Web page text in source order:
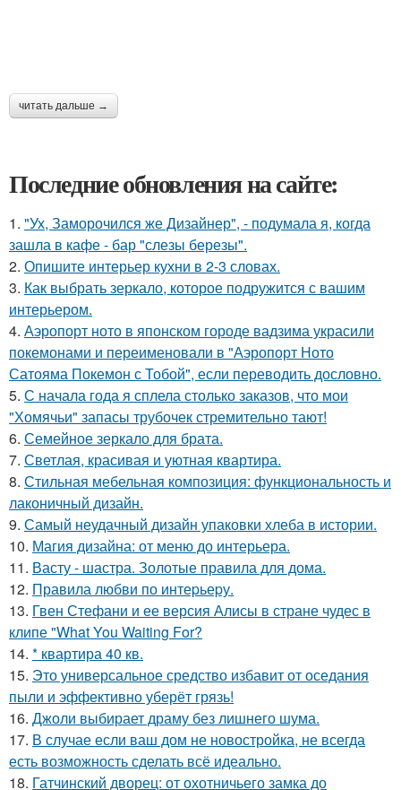
читать дальше →
Последние обновления на сайте:
1. "Ух, Заморочился же Дизайнер", - подумала я, когда
зашла в кафе - бар "слезы березы".
2. Опишите интерьер кухни в 2-3 словах.
3. Как выбрать зеркало, которое подружится с вашим
интерьером.
4. Аэропорт ното в японском городе вадзима украсили
покемонами и переименовали в "Аэропорт Ното
Сатояма Покемон с Тобой", если переводить дословно.
5. С начала года я сплела столько заказов, что мои
"Хомячьи" запасы трубочек стремительно тают!
6. Семейное зеркало для брата.
7. Светлая, красивая и уютная квартира.
8. Стильная мебельная композиция: функциональность и
лаконичный дизайн.
9. Самый неудачный дизайн упаковки хлеба в истории.
10. Магия дизайна: от меню до интерьера.
11. Васту - шастра. Золотые правила для дома.
12. Правила любви по интеpьеpу.
13. Гвен Стефани и ее версия Алисы в стране чудес в
клипе "What You Waiting For?
14. * квартира 40 кв.
15. Это универсальное средство избавит от оседания
пыли и эффективно уберёт грязь!
16. Джоли выбирает драму без лишнего шума.
17. В случае если ваш дом не новостройка, не всегда
есть возможность сделать всё идеально.
18. Гатчинский дворец: от охотничьего замка до